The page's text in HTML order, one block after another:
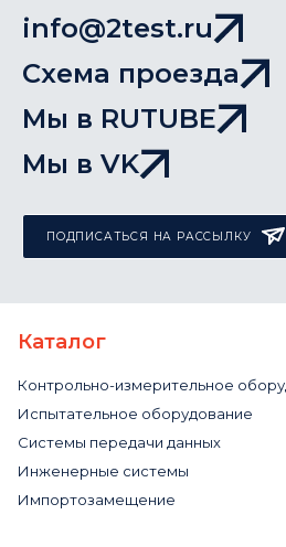
info@2test.ru
Схема проезда
Мы в RUTUBE
Мы в VK
ПОДПИСАТЬСЯ НА РАССЫЛКУ
Каталог
Контрольно-измерительное
Испытательное оборудование
Системы передачи данных
Инженерные системы
Импортозамещение